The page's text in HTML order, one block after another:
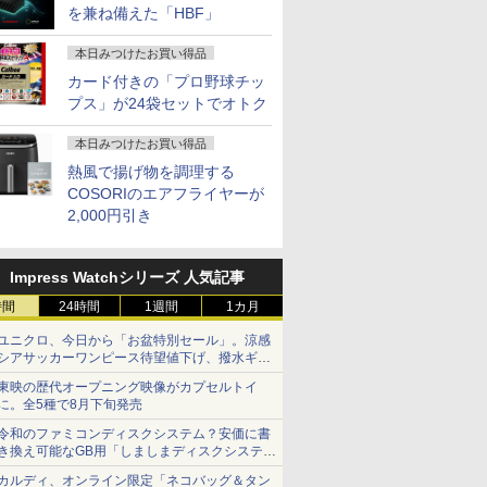
を兼ね備えた「HBF」
本日みつけたお買い得品
カード付きの「プロ野球チッ
プス」が24袋セットでオトク
本日みつけたお買い得品
熱風で揚げ物を調理する
COSORIのエアフライヤーが
2,000円引き
Impress Watchシリーズ 人気記事
24時間 1週間 1カ月
ニクロ、今日から「お盆特別セール」。涼感
アサッカーワンピース待望値下げ、撥水ギア
ョーツは1990円に
映の歴代オープニング映像がカプセルトイ
。全5種で8月下旬発売
和のファミコンディスクシステム？安価に書
換え可能なGB用「しましまディスクシステ
」
ルディ、オンライン限定「ネコバッグ＆タン